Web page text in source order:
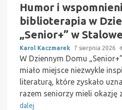
Humor i
biblioterapia w
„Senior+” w
Karol Kaczmarek 7 sierpnia 2026
W Dziennym Domu
miało miejsce niezwykle
literaturą, które zyskało
razem seniorzy mieli okazję
dalej